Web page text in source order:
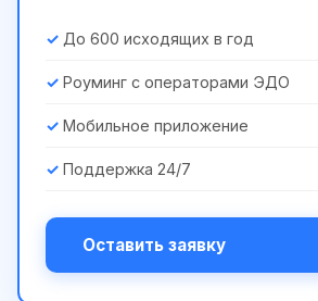
До 600 исходящих в год
Роуминг с операторами ЭДО
Мобильное приложение
Поддержка 24/7
Оставить заявку